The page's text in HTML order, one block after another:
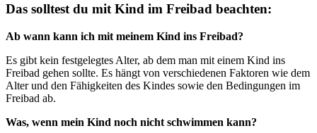
Das solltest du mit Kind im Freibad beachten:
Ab wann kann ich mit meinem Kind ins Freibad?
Es gibt kein festgelegtes Alter, ab dem man mit einem Kind ins
Freibad gehen sollte. Es hängt von verschiedenen Faktoren wie dem
Alter und den Fähigkeiten des Kindes sowie den Bedingungen im
Freibad ab.
Was, wenn mein Kind noch nicht schwimmen kann?